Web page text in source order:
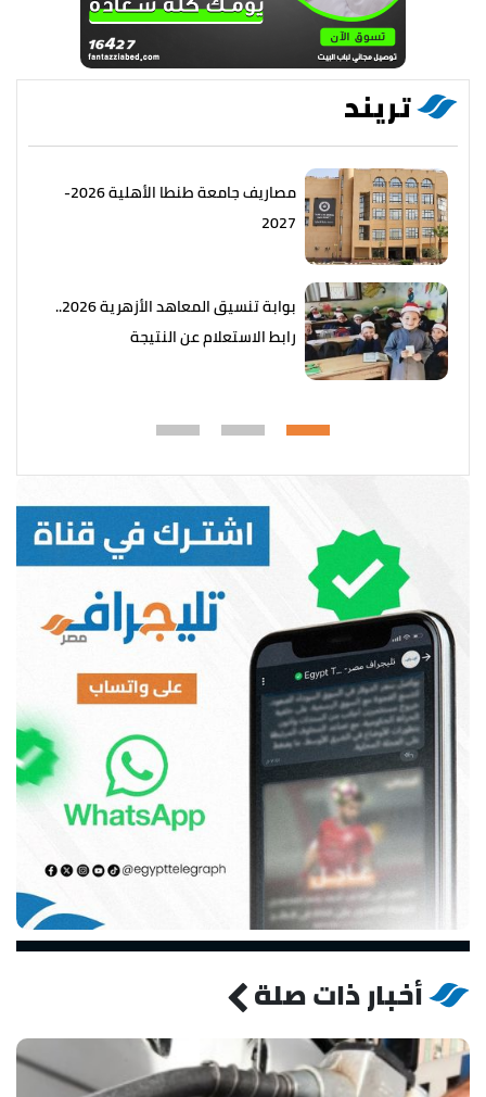
تريند
مصاريف جامعة طنطا الأهلية 2026-
2027
بوابة تنسيق المعاهد الأزهرية 2026..
رابط الاستعلام عن النتيجة
أخبار ذات صلة